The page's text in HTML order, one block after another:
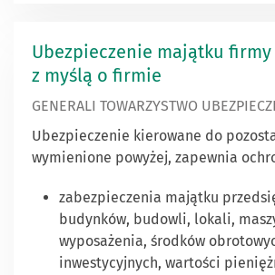
Ubezpieczenie majątku firmy
z myślą o firmie
GENERALI TOWARZYSTWO
Ubezpieczenie kierowane do
wymienione powyżej, zapewnia
zabezpieczenia majątku
budynków, budowli, lokali,
wyposażenia, środków
inwestycyjnych, wartości